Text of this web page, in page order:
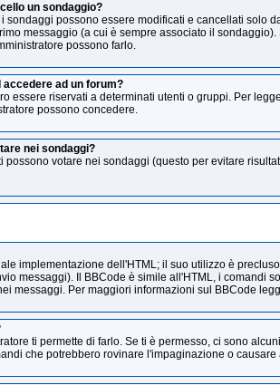
un sondaggio?
sondaggi possono essere modificati e cancellati solo
messaggio (a cui è sempre associato il
possono farlo.
accedere ad un forum?
essere riservati a determinati utenti o gruppi. Per
possono concedere.
nei sondaggi?
possono votare nei sondaggi (questo per evitare
implementazione dell'HTML; il suo utilizzo è
messaggi). Il BBCode è simile all'HTML, i comandi
messaggi. Per maggiori informazioni sul BBCode
ti permette di farlo. Se ti è permesso, ci sono
che potrebbero rovinare l'impaginazione o